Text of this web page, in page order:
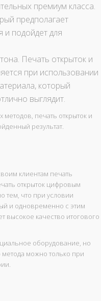
премиум класса.
предполагает
и подойдет для
Печать открыток и
при использовании
который
выглядит.
печать открыток и
результат.
клиентам печать
открыток цифровым
тем, что при условии
и одновременно с этим
высокое качество итогового
оборудование, но
можно только при